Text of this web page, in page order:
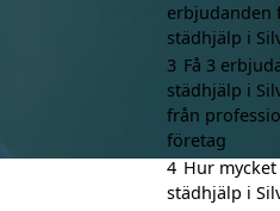
erbjudanden
städhjälp i
3 Få 3
städhjälp i
från
företag
4 Hur
städhjälp i